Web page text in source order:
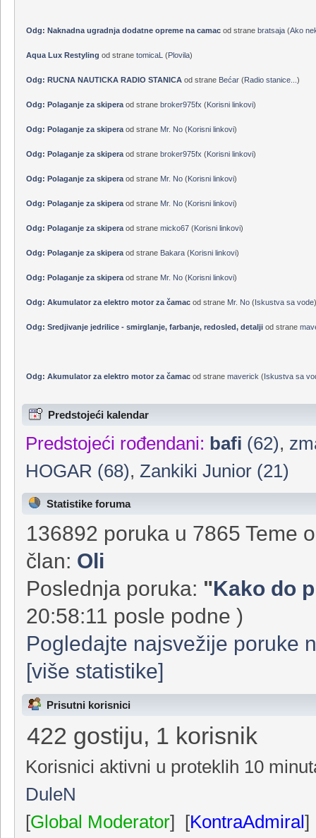
Odg: Sredjivanje jedrilice - smirglanje, farbanje, redosled, detalji od strane
Odg: Naknadna ugradnja dodatne opreme na camacod stranebratsaja(Ako
Aqua Lux Restylingod strane tomicaL( Plovila )
Odg: RUCNA NAUTICKA RADIO STANICAod straneBećar
Odg: Polaganje za skiperaod strane broker975fx (Korisni linkovi)
Odg: Polaganje za skiperaod strane Mr. No (Korisni linkovi)
Odg: Polaganje za skiperaod strane broker975fx(Korisni linkovi
Odg: Polaganje za skiperaod strane Mr. No( Korisni linkovi)
Odg: Polaganje za skiperaod strane Mr. No( Korisni linkovi)
Odg: Polaganje za skiperaod strane micko67(Korisni linkovi
Odg: Polaganje za skiperaod straneBakara(Korisni linkovi)
Odg: Polaganje za skipera od straneMr. No(Korisni linkovi)
Odg: Sredjivanje jedrilice - smirglanje, farbanje, redosled, detaljiod strane
Predstojeći kalendar
Predstojeći rođendani: bafi(62),
HOGAR (68), Zankiki Junior (21)
Statistike foruma
136892 poruka u 7865 Teme
član:Oli
Poslednja poruka:"Kako do
20:58:11 posle podne )
Pogledajte najsvežije poruke
[više statistike]
Prisutni korisnici
422 gostiju, 1 korisnik
Korisnici aktivni u proteklih 10